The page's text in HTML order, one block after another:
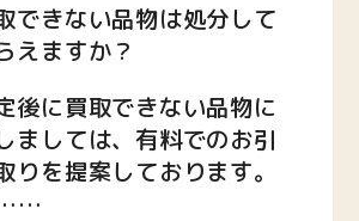
できない品物は処分して
えますか？
後に買取できない品物に
ましては、有料でのお引
りを提案しております。